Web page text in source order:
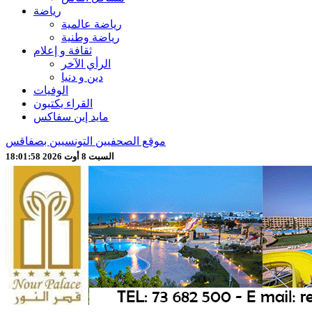
رياضة
رياضة عالمية
رياضة وطنية
ثقافة و إعلام
الرأي الآخر
دين و دنيا
الوفيات
القراء يكتبون
مايد إين سفاكس
موقع الصحفيين التونسيين بصفاقس
السبت 8 أوت 2026 18:02:01